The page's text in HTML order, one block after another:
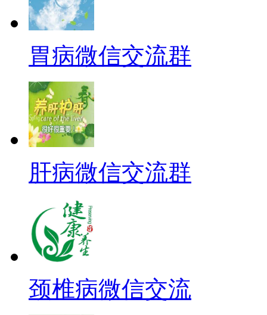
胃病微信交流群
肝病微信交流群
颈椎病微信交流